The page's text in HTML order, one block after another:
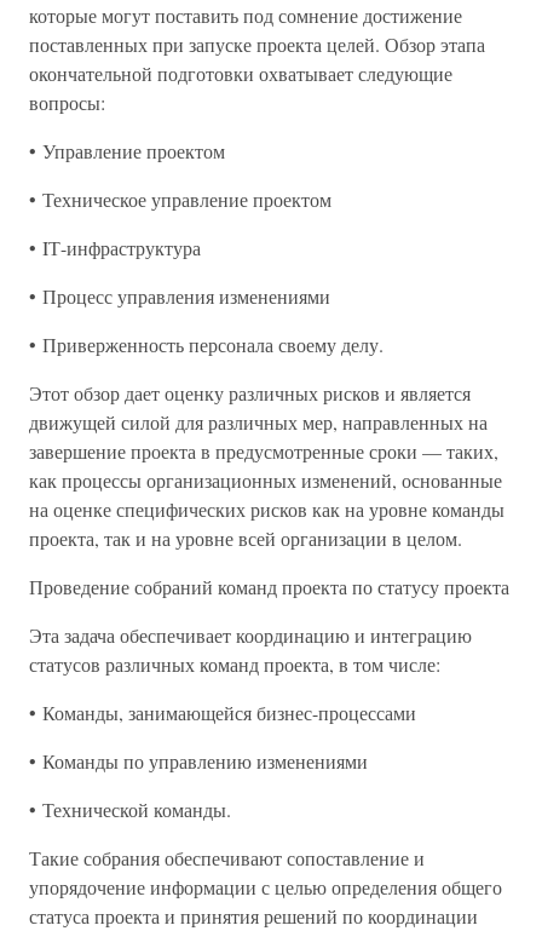
которые могут поставить под сомнение достижение
поставленных при запуске проекта целей. Обзор этапа
окончательной подготовки охватывает следующие
вопросы:
• Управление проектом
• Техническое управление проектом
• IТ-инфраструктура
• Процесс управления изменениями
• Приверженность персонала своему делу.
Этот обзор дает оценку различных рисков и является
движущей силой для различных мер, направленных на
завершение проекта в предусмотренные сроки — таких,
как процессы организационных изменений, основанные
на оценке специфических рисков как на уровне команды
проекта, так и на уровне всей организации в целом.
Проведение собраний команд проекта по статусу проекта
Эта задача обеспечивает координацию и интеграцию
статусов различных команд проекта, в том числе:
• Команды, занимающейся бизнес-процессами
• Команды по управлению изменениями
• Технической команды.
Такие собрания обеспечивают сопоставление и
упорядочение информации с целью определения общего
статуса проекта и принятия решений по координации